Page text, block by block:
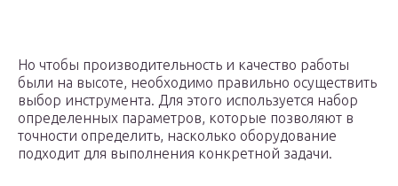
Но чтобы производительность и качество работы
были на высоте, необходимо правильно осуществить
выбор инструмента. Для этого используется набор
определенных параметров, которые позволяют в
точности определить, насколько оборудование
подходит для выполнения конкретной задачи.